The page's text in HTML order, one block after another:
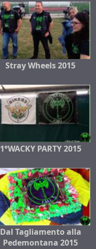
Stray Wheels 2015
1°WACKY PARTY 2015
Dal Tagliamento alla
Pedemontana 2015